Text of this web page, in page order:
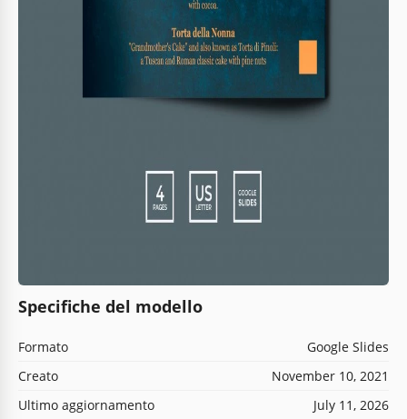
Specifiche del modello
Formato
Google Slides
Creato
November 10, 2021
Ultimo aggiornamento
July 11, 2026